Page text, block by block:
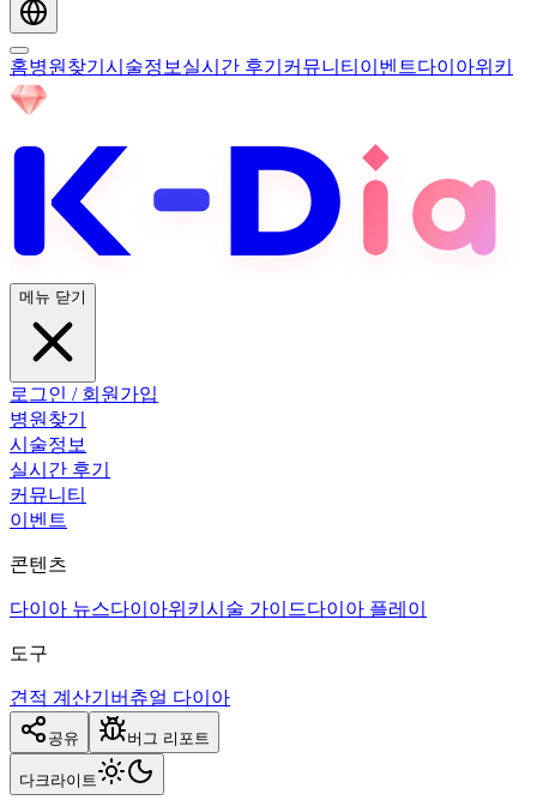
홈병원찾기 시술정보 실시간 후기 커뮤니티 이벤트다이아위키
메뉴 닫기
로그인 / 회원가입
병원찾기
시술정보
실시간 후기
커뮤니티
이벤트
콘텐츠
다이아 뉴스다이아위키 시술 가이드다이아 플레이
도구
견적 계산기 버츄얼 다이아
공유 버그 리포트
다크 라이트